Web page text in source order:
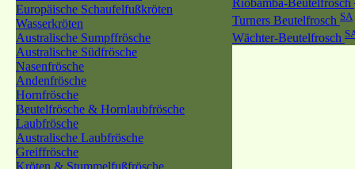
Europäische Schaufelfußkröten
Wasserkröten
Australische Sumpffrösche
Australische Südfrösche
Nasenfrösche
Andenfrösche
Hornfrösche
Beutelfrösche & Hornlaubfrösche
Laubfrösche
Australische Laubfrösche
Greiffrösche
Kröten & Stummelfußfrösche
Riobamba-Beutelfrosch
Turners Beutelfrosch SA
Wächter-Beutelfrosch